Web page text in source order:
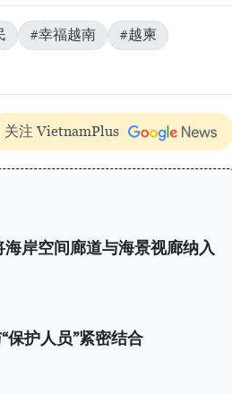
#幸福越南
#越柬
关注 VietnamPlus
岸空间廊道与海景视廊纳入
保护人员”紧密结合